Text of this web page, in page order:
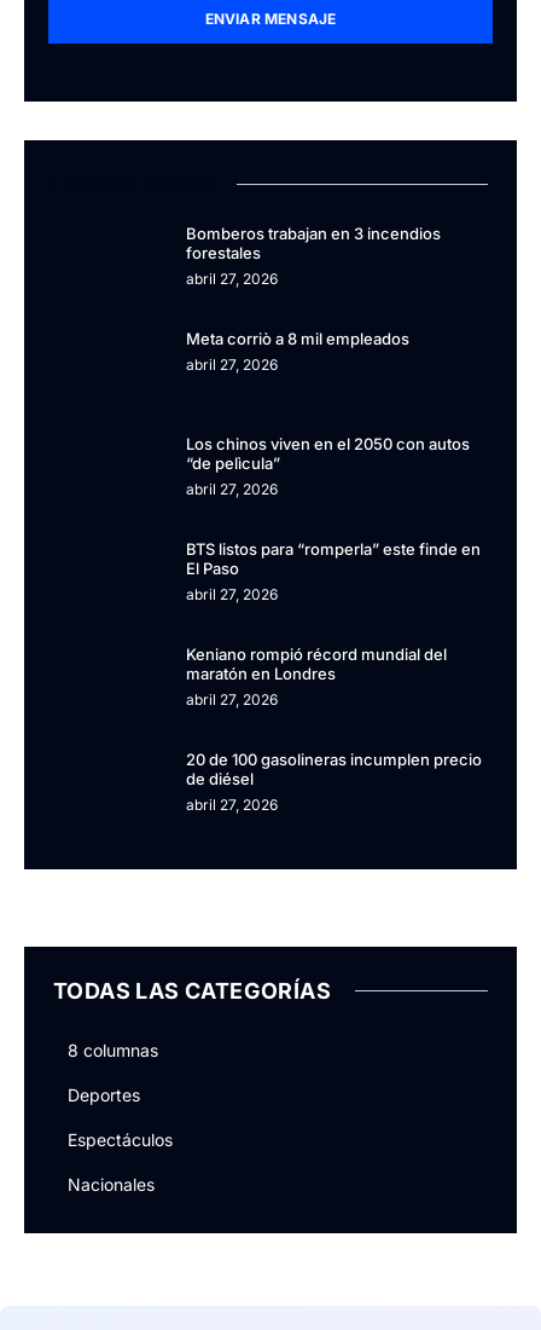
ENVIAR MENSAJE
Bomberos trabajan en 3 incendios
forestales
abril 27, 2026
Meta corriò a 8 mil empleados
abril 27, 2026
Los chinos viven en el 2050 con autos
“de pelìcula”
abril 27, 2026
BTS listos para “romperla” este finde en
El Paso
abril 27, 2026
Keniano rompió récord mundial del
maratón en Londres
abril 27, 2026
20 de 100 gasolineras incumplen precio
de diésel
abril 27, 2026
TODAS LAS CATEGORÍAS
8 columnas
Deportes
Espectáculos
Nacionales